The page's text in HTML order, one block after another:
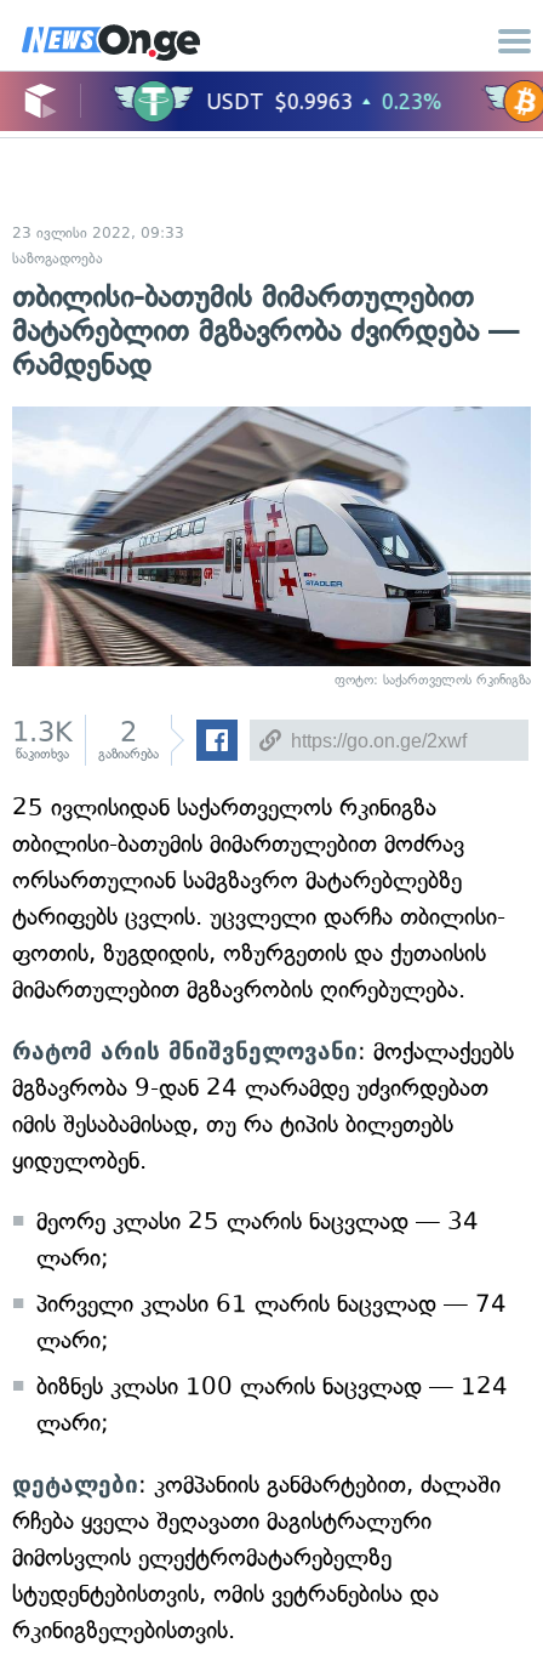
23 ივლისი 2022, 09:33
საზოგადოება
თბილისი-ბათუმის მიმართულებით
მატარებლით მგზავრობა ძვირდება —
რამდენად
ფოტო: საქართველოს რკინიგზა
1.3K
წაკითხვა
2
გაზიარება
25 ივლისიდან საქართველოს რკინიგზა
თბილისი-ბათუმის მიმართულებით მოძრავ
ორსართულიან სამგზავრო მატარებლებზე
ტარიფებს ცვლის. უცვლელი დარჩა თბილისი-
ფოთის, ზუგდიდის, ოზურგეთის და ქუთაისის
მიმართულებით მგზავრობის ღირებულება.
რატომ არის მნიშვნელოვანი: მოქალაქეებს
მგზავრობა 9-დან 24 ლარამდე უძვირდებათ
იმის შესაბამისად, თუ რა ტიპის ბილეთებს
ყიდულობენ.
მეორე კლასი 25 ლარის ნაცვლად — 34
ლარი;
პირველი კლასი 61 ლარის ნაცვლად — 74
ლარი;
ბიზნეს კლასი 100 ლარის ნაცვლად — 124
ლარი;
დეტალები: კომპანიის განმარტებით, ძალაში
რჩება ყველა შეღავათი მაგისტრალური
მიმოსვლის ელექტრომატარებელზე
სტუდენტებისთვის, ომის ვეტრანებისა და
რკინიგზელებისთვის.